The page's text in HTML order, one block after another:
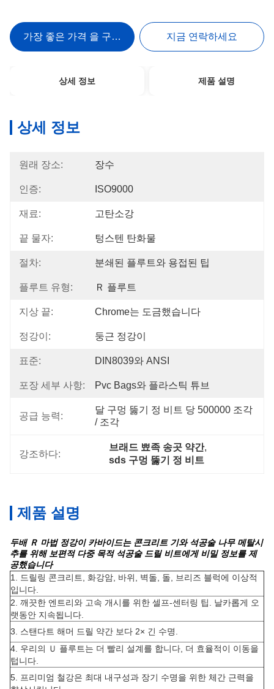
가장 좋은 가격 을 구하라 지금 연락하세요
상세 정보 제품 설명
상세 정보
원래 장소: 장수
인증: ISO9000
재료: 고탄소강
끝 물자: 텅스텐 탄화물
절차: 분쇄된 플루트와 용접된 팁
플루트 유형: Ｒ 플루트
지상 끝: Chrome는 도금했습니다
정강이: 둥근 정강이
표준: DIN8039와 ANSI
포장 세부 사항: Pvc Bags와 플라스틱 튜브
공급 능력:
달 구멍 뚫기 정 비트 당 500000 조각
/ 조각
강조하다:
브래드 뾰족 송곳 약간,
sds 구멍 뚫기 정 비트
제품 설명
두배 Ｒ 마법 정강이 카바이드는 콘크리트 기와 석공술 나무 메탈시
추를 위해 보편적 다중 목적 석공술 드릴 비트에게 비밀 정보를 제
공했습니다
1. 드릴링 콘크리트, 화강암, 바위, 벽돌, 돌, 브리즈 블럭에 이상적
입니다.
2. 깨끗한 엔트리와 고속 개시를 위한 셀프-센터링 팁. 날카롭게 오
랫동안 지속됩니다.
3. 스탠다트 해머 드릴 약간 보다 2× 긴 수명.
4. 우리의 Ｕ 플루트는 더 빨리 설계를 합니다, 더 효율적이 이동을
텁니다.
5. 프리미엄 철강은 최대 내구성과 장기 수명을 위한 체간 근력을